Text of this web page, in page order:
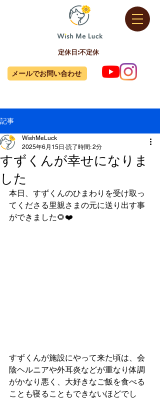
定休日:不定休
メールでお問い合わせ
記事
すずくんが幸せになりま
した
WishMeLuck
2025年6月15日 読了時間: 2分
本日、すずくんのひまわりを受け取っ
てくださる里親さまの元に送り出す事
ができました🌻❤️
すずくんが施設にやって来た頃は、会
陰ヘルニアや外耳炎などが重なり体調
がかなり悪く、大好きなご飯を食べる
ことも寝ることもできないほどでし